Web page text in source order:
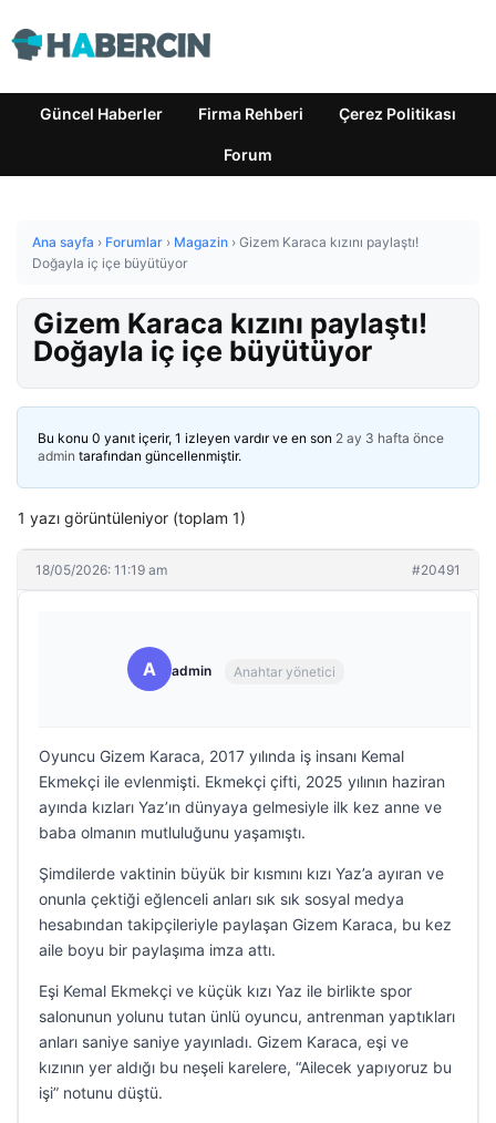
Güncel Haberler Firma Rehberi Çerez Politikası
Forum
Ana sayfa › Forumlar › Magazin › Gizem Karaca kızını paylaştı!
Doğayla iç içe büyütüyor
Gizem Karaca kızını paylaştı!
Doğayla iç içe büyütüyor
Bu konu 0 yanıt içerir, 1 izleyen vardır ve en son 2 ay 3 hafta önce
admin tarafından güncellenmiştir.
1 yazı görüntüleniyor (toplam 1)
18/05/2026: 11:19 am #20491
A admin Anahtar yönetici
Oyuncu Gizem Karaca, 2017 yılında iş insanı Kemal
Ekmekçi ile evlenmişti. Ekmekçi çifti, 2025 yılının haziran
ayında kızları Yaz’ın dünyaya gelmesiyle ilk kez anne ve
baba olmanın mutluluğunu yaşamıştı.
Şimdilerde vaktinin büyük bir kısmını kızı Yaz’a ayıran ve
onunla çektiği eğlenceli anları sık sık sosyal medya
hesabından takipçileriyle paylaşan Gizem Karaca, bu kez
aile boyu bir paylaşıma imza attı.
Eşi Kemal Ekmekçi ve küçük kızı Yaz ile birlikte spor
salonunun yolunu tutan ünlü oyuncu, antrenman yaptıkları
anları saniye saniye yayınladı. Gizem Karaca, eşi ve
kızının yer aldığı bu neşeli karelere, “Ailecek yapıyoruz bu
işi” notunu düştü.